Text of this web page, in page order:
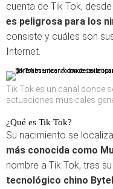
cuenta de Tik Tok,
es peligrosa para los
consiste y cuáles son
Internet.
Tik Tok es un canal donde
actuaciones musicales
¿Qué es Tik Tok?
Su nacimiento se
más conocida como
nombre a Tik Tok, tras
tecnológico chino